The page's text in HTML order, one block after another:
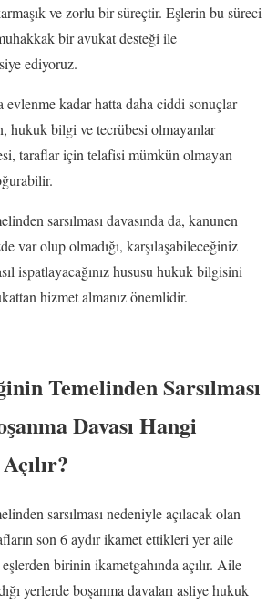
ve zorlu bir süreçtir. Eşlerin bu süreci
bir avukat desteği ile
ediyoruz.
evlenme kadar hatta daha ciddi sonuçlar
hukuk bilgi ve tecrübesi olmayanlar
taraflar için telafisi mümkün olmayan
sarsılması davasında da, kanunen
var olup olmadığı, karşılaşabileceğiniz
ispatlayacağınız hususu hukuk bilgisini
hizmet almanız önemlidir.
Temelinden Sarsılması
Davası Hangi
sarsılması nedeniyle açılacak olan
son 6 aydır ikamet ettikleri yer aile
birinin ikametgahında açılır. Aile
yerlerde boşanma davaları asliye hukuk